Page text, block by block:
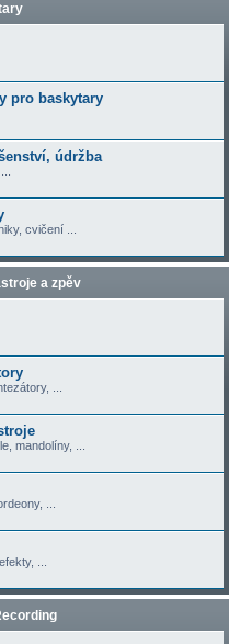
pro baskytary
údržba
cvičení ...
a zpěv
...
mandolíny, ...
...
...